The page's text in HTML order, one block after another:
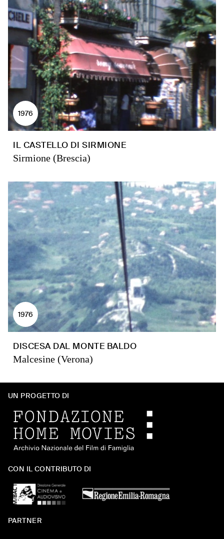
1976
IL CASTELLO DI SIRMIONE
Sirmione (Brescia)
1976
DISCESA DAL MONTE BALDO
Malcesine (Verona)
UN PROGETTO DI
CON IL CONTRIBUTO DI
PARTNER